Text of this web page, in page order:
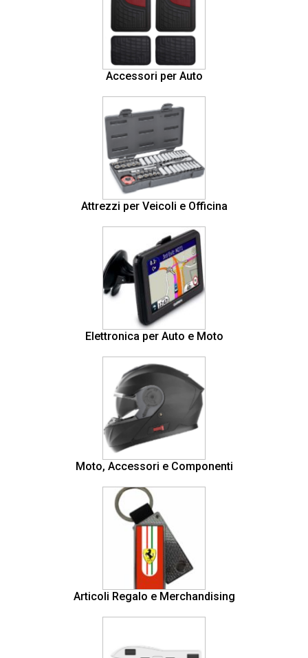
Accessori per Auto
Attrezzi per Veicoli e Officina
Elettronica per Auto e Moto
Moto, Accessori e Componenti
Articoli Regalo e Merchandising